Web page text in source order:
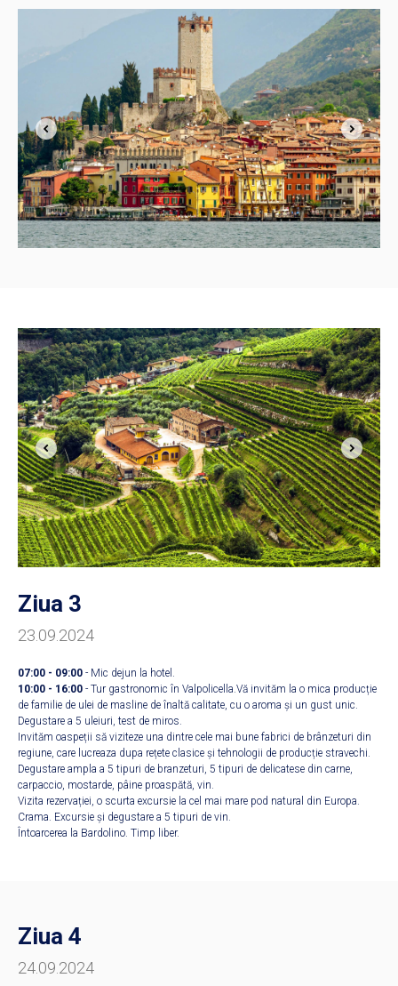
Ziua 3
23.09.2024
07:00 - 09:00 - Mic dejun la hotel.
10:00 - 16:00 - Tur gastronomic în Valpolicella.Vă invităm la o mica producție
de familie de ulei de masline de înaltă calitate, cu o aroma și un gust unic.
Degustare a 5 uleiuri, test de miros.
Invităm oaspeții să viziteze una dintre cele mai bune fabrici de brânzeturi din
regiune, care lucreaza dupa rețete clasice și tehnologii de producție stravechi.
Degustare ampla a 5 tipuri de branzeturi, 5 tipuri de delicatese din carne,
carpaccio, mostarde, pâine proaspătă, vin.
Vizita rezervației, o scurta excursie la cel mai mare pod natural din Europa.
Crama. Excursie și degustare a 5 tipuri de vin.
Întoarcerea la Bardolino. Timp liber.
Ziua 4
24.09.2024